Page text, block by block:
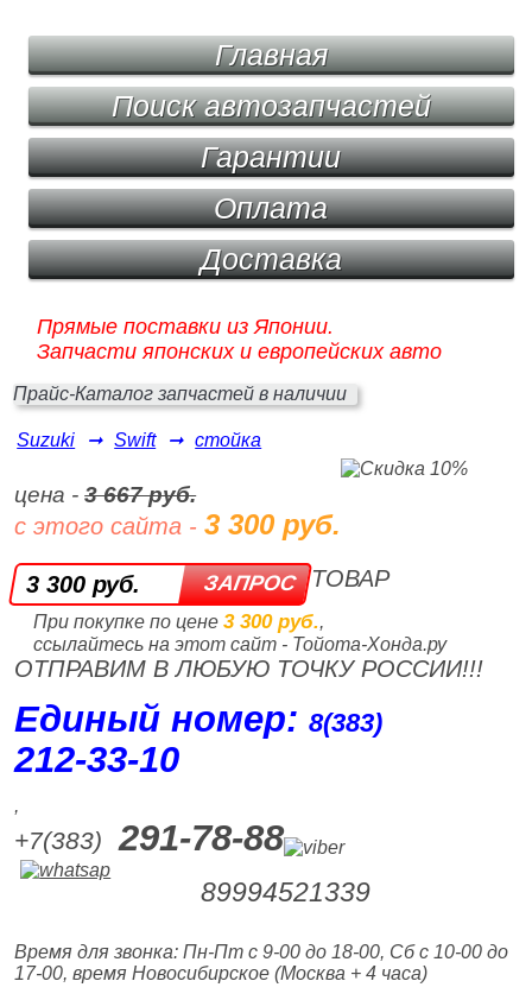
Главная
Поиск автозапчастей
Гарантии
Оплата
Доставка
Прямые поставки из Японии.
Запчасти японских и европейских авто
Прайс-Каталог запчастей в наличии
Suzuki ➞ Swift ➞ стойка
цена -3 667 руб.
с этого сайта -3 300 руб.
3 300 руб.
При покупке по цене 3 300 руб.,
ссылайтесь на этот сайт - Тойота-Хонда.ру
ТОВАР
ОТПРАВИМ В ЛЮБУЮ ТОЧКУ РОССИИ!!!
Единый номер:8(383)
212‑33‑10
,
+7(383) 291-78-88
89994521339
Время для звонка: Пн-Пт с 9-00 до 18-00, Сб с 10-00 до
17-00, время Новосибирское (Москва + 4 часа)